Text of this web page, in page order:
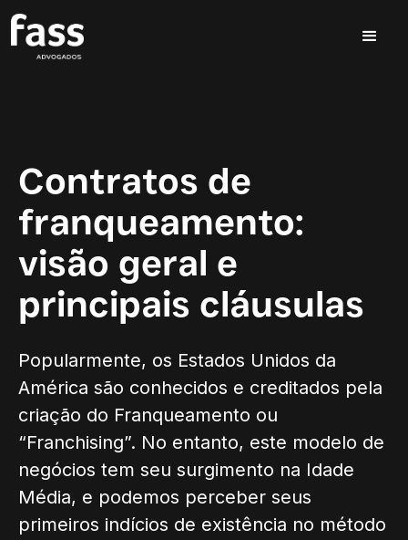
Contratos de
franqueamento:
visão geral e
principais cláusulas
Popularmente, os Estados Unidos da
América são conhecidos e creditados pela
criação do Franqueamento ou
“Franchising”. No entanto, este modelo de
negócios tem seu surgimento na Idade
Média, e podemos perceber seus
primeiros indícios de existência no método